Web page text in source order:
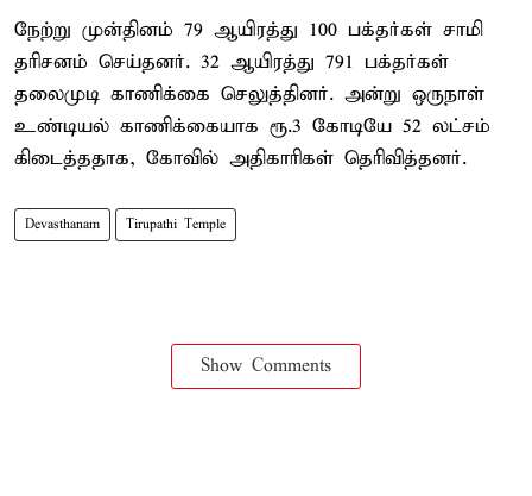
நேற்று முன்தினம் 79 ஆயிரத்து 100 பக்தர்கள் சாமி
தரிசனம் செய்தனர். 32 ஆயிரத்து 791 பக்தர்கள்
தலைமுடி காணிக்கை செலுத்தினர். அன்று ஒருநாள்
உண்டியல் காணிக்கையாக ரூ.3 கோடியே 52 லட்சம்
கிடைத்ததாக, கோவில் அதிகாரிகள் தெரிவித்தனர்.
Devasthanam Tirupathi Temple
Show Comments